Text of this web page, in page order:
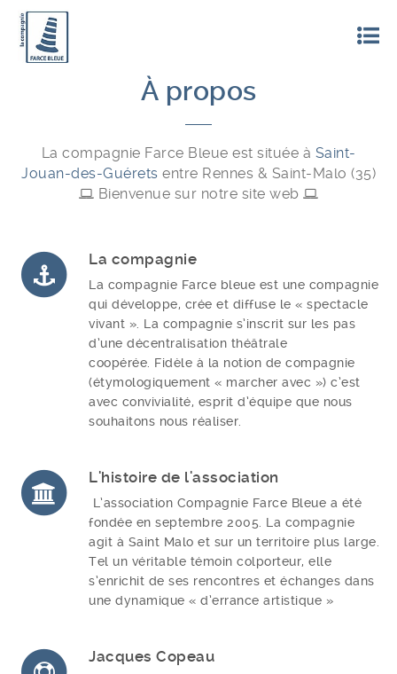
À propos
La compagnie Farce Bleue est située à Saint-
Jouan-des-Guérets entre Rennes & Saint-Malo (35)
Bienvenue sur notre site web
La compagnie
La compagnie Farce bleue est une compagnie
qui développe, crée et diffuse le « spectacle
vivant ». La compagnie s’inscrit sur les pas
d’une décentralisation théâtrale
coopérée. Fidèle à la notion de compagnie
(étymologiquement « marcher avec ») c’est
avec convivialité, esprit d’équipe que nous
souhaitons nous réaliser.
L'histoire de l'association
L’association Compagnie Farce Bleue a été
fondée en septembre 2005. La compagnie
agit à Saint Malo et sur un territoire plus large.
Tel un véritable témoin colporteur, elle
s’enrichit de ses rencontres et échanges dans
une dynamique « d’errance artistique »
Jacques Copeau